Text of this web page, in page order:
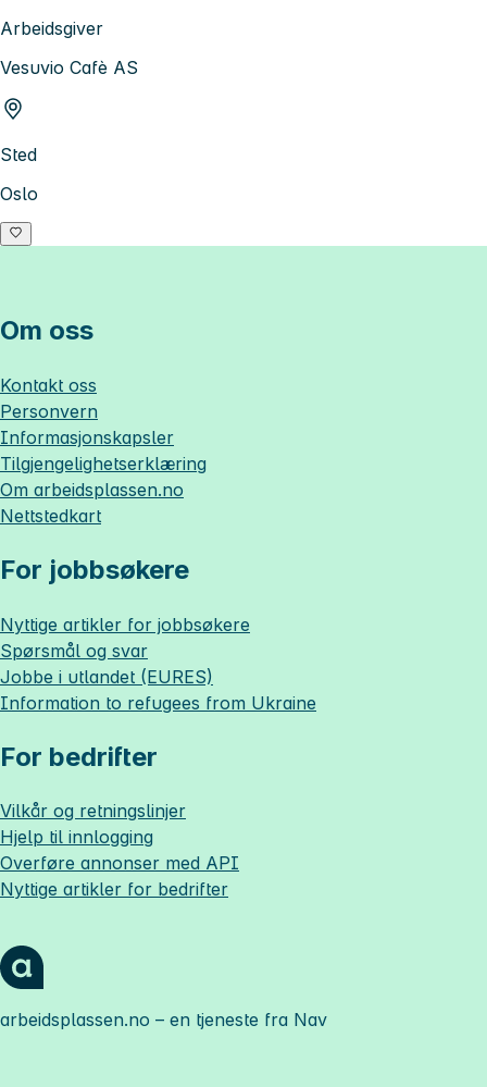
Arbeidsgiver
Vesuvio Cafè AS
Sted
Oslo
Om oss
Kontakt oss
Personvern
Informasjonskapsler
Tilgjengelighetserklæring
Om arbeidsplassen.no
Nettstedkart
For jobbsøkere
Nyttige artikler for jobbsøkere
Spørsmål og svar
Jobbe i utlandet (EURES)
Information to refugees from Ukraine
For bedrifter
Vilkår og retningslinjer
Hjelp til innlogging
Overføre annonser med API
Nyttige artikler for bedrifter
arbeidsplassen.no – en tjeneste fra Nav